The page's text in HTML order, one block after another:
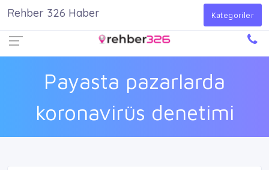
Giriş Yap
Payasta pazarlarda
koronavirüs denetimi
Rehber 326 Haber Kategoriler